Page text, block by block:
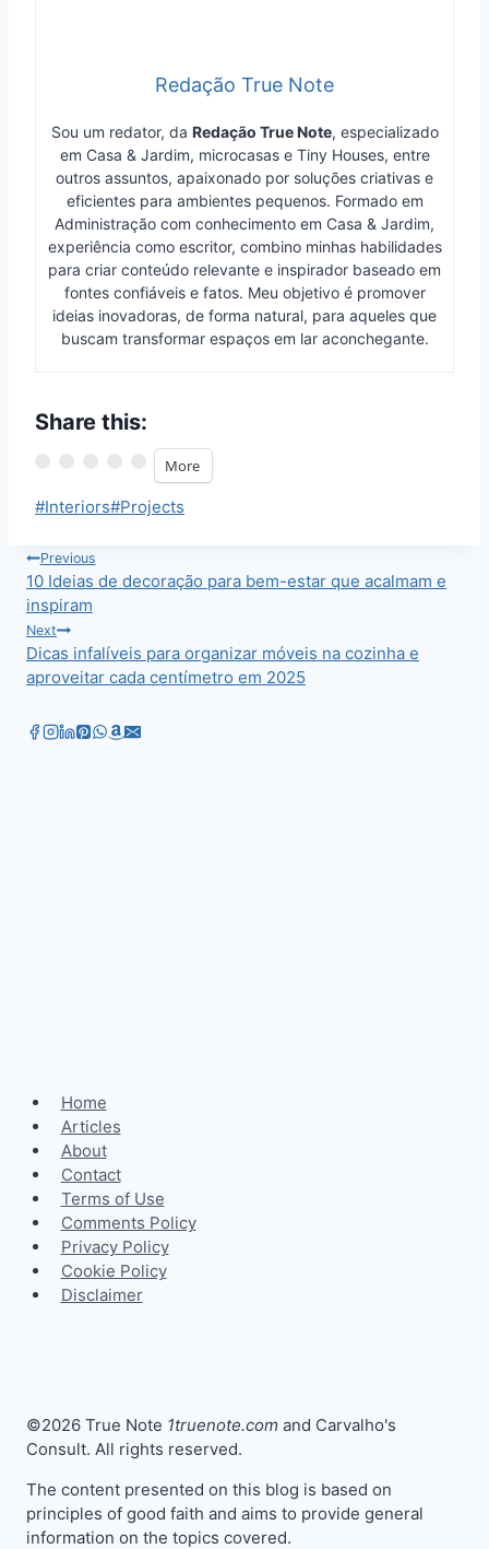
Redação True Note
Sou um redator, da Redação True Note, especializado
em Casa & Jardim, microcasas e Tiny Houses, entre
outros assuntos, apaixonado por soluções criativas e
eficientes para ambientes pequenos. Formado em
Administração com conhecimento em Casa & Jardim,
experiência como escritor, combino minhas habilidades
para criar conteúdo relevante e inspirador baseado em
fontes confiáveis e fatos. Meu objetivo é promover
ideias inovadoras, de forma natural, para aqueles que
buscam transformar espaços em lar aconchegante.
Share this:
More
Post
#Interiors#Projects
Post
navigation
Previous
10 Ideias de decoração para bem-estar que acalmam e
inspiram
Next
Dicas infalíveis para organizar móveis na cozinha e
aproveitar cada centímetro em 2025
Home
Articles
About
Contact
Terms of Use
Comments Policy
Privacy Policy
Cookie Policy
Disclaimer
©2026 True Note 1truenote.com and Carvalho's
Consult. All rights reserved.
The content presented on this blog is based on
principles of good faith and aims to provide general
information on the topics covered.